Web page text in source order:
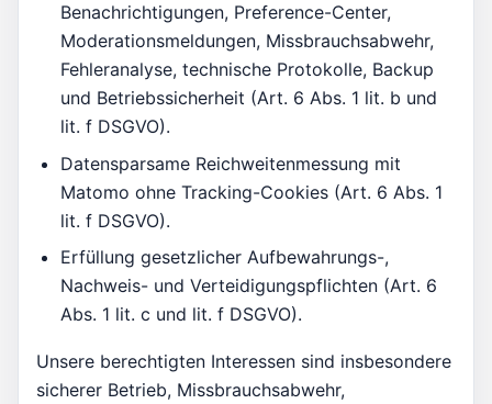
Benachrichtigungen, Preference-Center,
Moderationsmeldungen, Missbrauchsabwehr,
Fehleranalyse, technische Protokolle, Backup
und Betriebssicherheit (Art. 6 Abs. 1 lit. b und
lit. f DSGVO).
Datensparsame Reichweitenmessung mit
Matomo ohne Tracking-Cookies (Art. 6 Abs. 1
lit. f DSGVO).
Erfüllung gesetzlicher Aufbewahrungs-,
Nachweis- und Verteidigungspflichten (Art. 6
Abs. 1 lit. c und lit. f DSGVO).
Unsere berechtigten Interessen sind insbesondere
sicherer Betrieb, Missbrauchsabwehr,